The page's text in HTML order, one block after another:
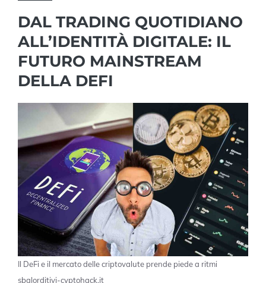
DAL TRADING QUOTIDIANO
ALL’IDENTITÀ DIGITALE: IL
FUTURO MAINSTREAM
DELLA DEFI
Il DeFi e il mercato delle criptovalute prende piede a ritmi
sbalorditivi-cyptohack.it